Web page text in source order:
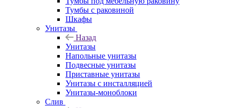
Тумбы с раковиной
Шкафы
Унитазы
Назад
Унитазы
Напольные унитазы
Подвесные унитазы
Приставные унитазы
Унитазы с инсталляцией
Унитазы-моноблоки
Слив